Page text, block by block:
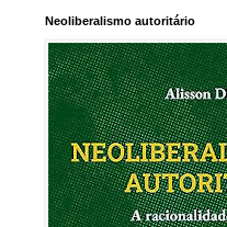
Neoliberalismo autoritário